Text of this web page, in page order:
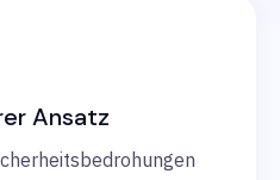
Ansatz